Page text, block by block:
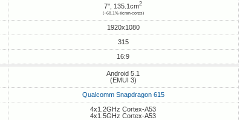
7", 135.1cm2
(~68.1% écran-corps)
1920x1080
315
16:9
Android 5.1
(EMUI 3)
Qualcomm Snapdragon 615
4x1.2GHz Cortex-A53
4x1.5GHz Cortex-A53